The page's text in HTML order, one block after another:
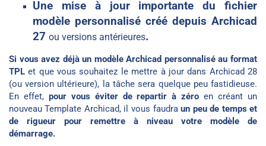
Une mise à jour importante du fichier
modèle personnalisé créé depuis Archicad
27 ou versions antérieures.
Si vous avez déjà un modèle Archicad personnalisé au format
TPLet que vous souhaitez le mettre à jour dans Archicad 28
(ou version ultérieure), la tâche sera quelque peu fastidieuse.
En effet, pour vous éviter de repartir à zéro en créant un
nouveau Template Archicad, il vous faudraun peu de temps et
de rigueur pour remettre à niveau votre modèle de
démarrage.